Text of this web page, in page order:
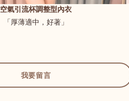
空氣引流杯調整型內衣
「厚薄適中，好著」
我要留言